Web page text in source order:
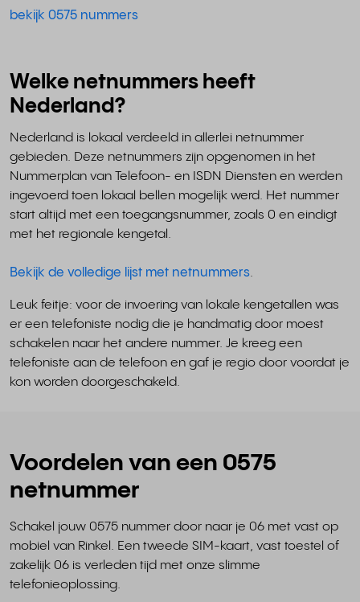
bekijk 0575 nummers
Welke netnummers heeft
Nederland?
Nederland is lokaal verdeeld in allerlei netnummer
gebieden. Deze netnummers zijn opgenomen in het
Nummerplan van Telefoon- en ISDN Diensten en werden
ingevoerd toen lokaal bellen mogelijk werd. Het nummer
start altijd met een toegangsnummer, zoals 0 en eindigt
met het regionale kengetal.
Bekijk de volledige lijst met netnummers.
Leuk feitje: voor de invoering van lokale kengetallen was
er een telefoniste nodig die je handmatig door moest
schakelen naar het andere nummer. Je kreeg een
telefoniste aan de telefoon en gaf je regio door voordat je
kon worden doorgeschakeld.
Voordelen van een 0575
netnummer
Schakel jouw 0575 nummer door naar je 06 met vast op
mobiel van Rinkel. Een tweede SIM-kaart, vast toestel of
zakelijk 06 is verleden tijd met onze slimme
telefonieoplossing.